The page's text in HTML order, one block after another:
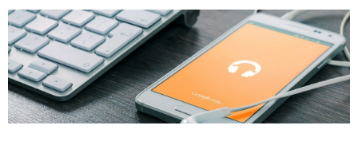
Portfolio
Mega Menu
Shortcodes